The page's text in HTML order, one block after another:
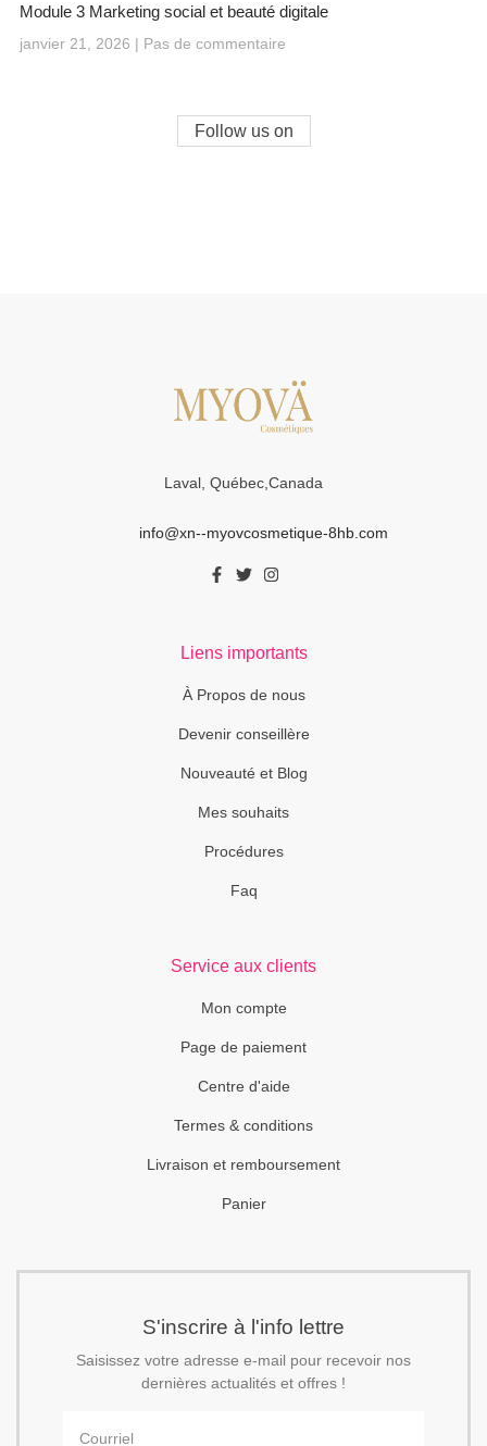
Module 3 Marketing social et beauté digitale
janvier 21, 2026 Pas de commentaire
Follow us on
Laval, Québec,Canada
info@xn--myovcosmetique-8hb.com
Liens importants
À Propos de nous
Devenir conseillère
Nouveauté et Blog
Mes souhaits
Procédures
Faq
Service aux clients
Mon compte
Page de paiement
Centre d'aide
Termes & conditions
Livraison et remboursement
Panier
S'inscrire à l'info lettre
Saisissez votre adresse e-mail pour recevoir nos
dernières actualités et offres !